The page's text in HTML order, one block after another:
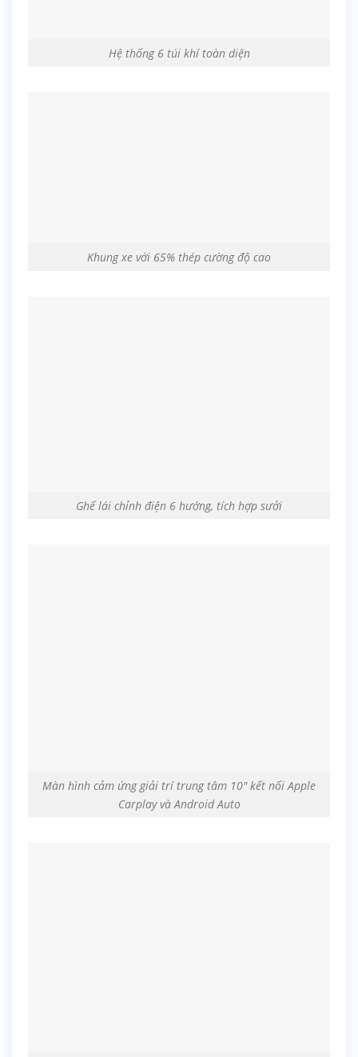
Hệ thống 6 túi khí toàn diện
Khung xe với 65% thép cường độ cao
Ghế lái chỉnh điện 6 hướng, tích hợp sưởi
Màn hình cảm ứng giải trí trung tâm 10″ kết nối Apple
Carplay và Android Auto